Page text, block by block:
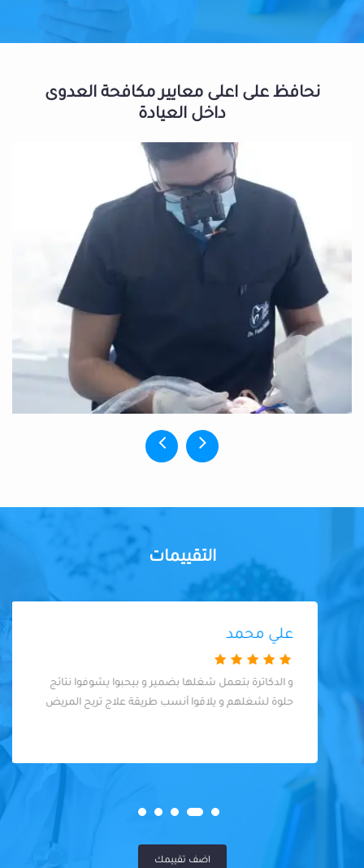
نحافظ على اعلى معايير مكافحة العدوى
داخل العيادة
التقييمات
علي محمد
و الدكاترة بتعمل شغلها بضمير و بيحبوا يشوفوا نتائج
حلوة لشغلهم و يلاقوا أنسب طريقة علاج تريح المريض
اضف تقييمك